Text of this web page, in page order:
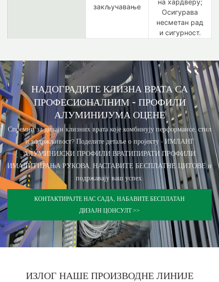
закључавање
на хардверу;
Осигурава
несметан рад
и сигурност.
НАДОГРАДИТЕ КЛИЗНА ВРАТА СА
ПРОФЕСИОНАЛНИМ - ПРОФИЛИ
АЛУМИНИЈУМА ОЦЕНЕ
Спремни за дизајн клизних врата које комбинују перформансе, стил
и издржљивост? Поделите детаље о пројекту - ИМЛАНГ
АЛУМИНИЈСКИ ПРОФИЛИ ВРАТИПИРАТИ ПРОФИЛИ
ИМАЛИТИРАЊА РУКОВА, НАСТАВИТЕ БЕСПЛАТНЕ ЦИТОВЕ и
подржавају ваш успех.
КОНТАКТИРАЈТЕ НАС САДА, НАБАВИТЕ БЕСПЛАТАН
ДИЗАЈН ЦОНСУЛТ >>
ИЗЛОГ НАШЕ ПРОИЗВОДНЕ ЛИНИЈЕ